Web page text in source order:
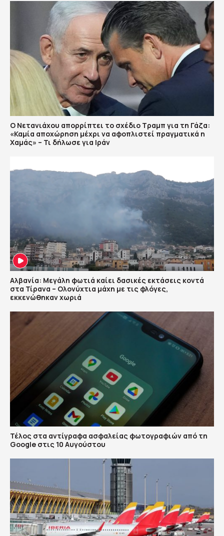
Ο Νετανιάχου απορρίπτει το σχέδιο Τραμπ για τη Γάζα:
«Καμία αποχώρηση μέχρι να αφοπλιστεί πραγματικά η
Χαμάς» – Τι δήλωσε για Ιράν
Αλβανία: Μεγάλη φωτιά καίει δασικές εκτάσεις κοντά
στα Τίρανα – Ολονύχτια μάχη με τις φλόγες,
εκκενώθηκαν χωριά
Τέλος στα αντίγραφα ασφαλείας φωτογραφιών από τη
Google στις 10 Αυγούστου